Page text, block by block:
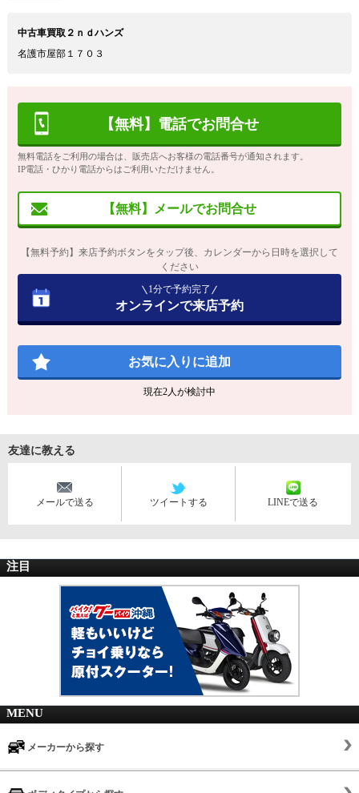
中古車買取２ｎｄハンズ
名護市屋部１７０３
【無料】電話でお問合せ
無料電話をご利用の場合は、販売店へお客様の電話番号が通知されます。
IP電話・ひかり電話からはご利用いただけません。
【無料】メールでお問合せ
【無料予約】来店予約ボタンをタップ後、カレンダーから日時を選択して
ください
1分で予約完了
オンラインで来店予約
お気に入りに追加
現在2人が検討中
友達に教える
メールで送る ツイートする LINEで送る
注目
MENU
メーカーから探す